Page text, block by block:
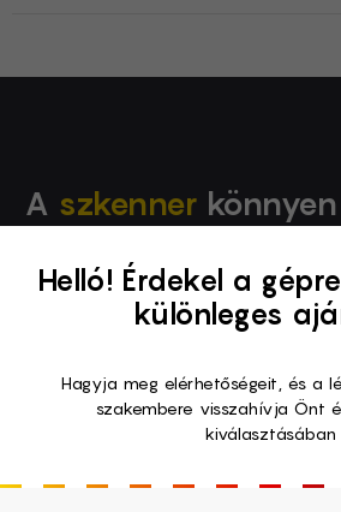
A szkenner könnyen
karbantartást
Helló! Érdekel a
különleges
Hagyja meg elérhetőségeit, és a
szakembere visszahívja Önt
kiválasztásában